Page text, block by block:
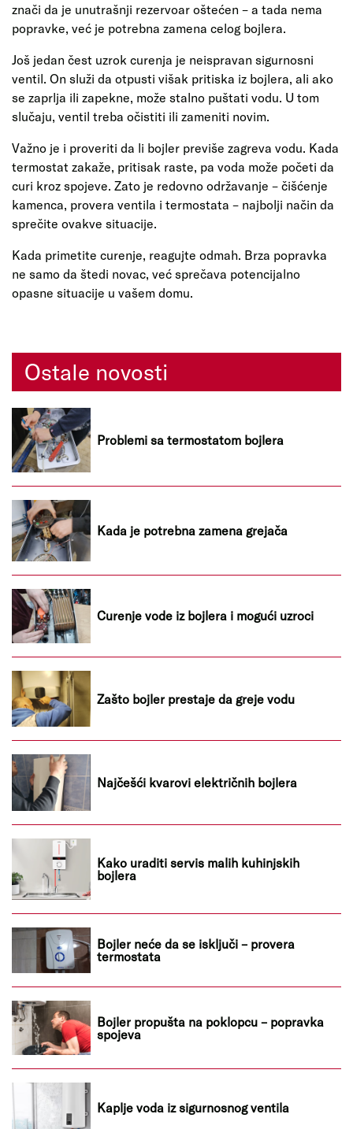
znači da je unutrašnji rezervoar oštećen – a tada nema
popravke, već je potrebna zamena celog bojlera.
Još jedan čest uzrok curenja je neispravan sigurnosni
ventil. On služi da otpusti višak pritiska iz bojlera, ali ako
se zaprlja ili zapekne, može stalno puštati vodu. U tom
slučaju, ventil treba očistiti ili zameniti novim.
Važno je i proveriti da li bojler previše zagreva vodu. Kada
termostat zakaže, pritisak raste, pa voda može početi da
curi kroz spojeve. Zato je redovno održavanje – čišćenje
kamenca, provera ventila i termostata – najbolji način da
sprečite ovakve situacije.
Kada primetite curenje, reagujte odmah. Brza popravka
ne samo da štedi novac, već sprečava potencijalno
opasne situacije u vašem domu.
Ostale novosti
Problemi sa termostatom bojlera
Kada je potrebna zamena grejača
Curenje vode iz bojlera i mogući uzroci
Zašto bojler prestaje da greje vodu
Najčešći kvarovi električnih bojlera
Kako uraditi servis malih kuhinjskih
bojlera
Bojler neće da se isključi – provera
termostata
Bojler propušta na poklopcu – popravka
spojeva
Kaplje voda iz sigurnosnog ventila